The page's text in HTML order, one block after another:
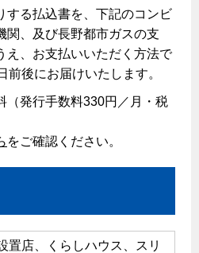
支払い
払い
でのお支払い
鳴ったとき
する払込書を、下記のコンビ
関、及び長野都市ガスの支
え、お支払いいただく方法で
前後にお届けいたします。
（発行手数料330円／月・税
をご確認ください。
置店、くらしハウス、スリ